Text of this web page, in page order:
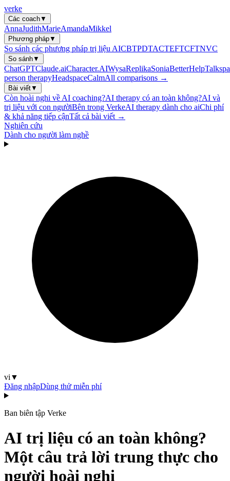
verke
Các coach▼
AnnaJudithMarieAmandaMikkel
Phương pháp▼
So sánh các phương pháp trị liệu AICBTPDTACTEFTCFTNVC
So sánh▼
ChatGPTClaude.aiCharacter.AIWysaReplikaSoniaBetterHelp
person therapyHeadspaceCalmAll comparisons →
Bài viết▼
Còn hoài nghi về AI coaching?AI therapy có an toàn không?AI và
trị liệu với con ngườiBên trong VerkeAI therapy dành cho aiChi phí
& khả năng tiếp cậnTất cả bài viết →
Nghiên cứu
Dành cho người làm nghề
vi ▼
Đăng nhậpDùng thử miễn phí
Ban biên tập Verke
AI trị liệu có an toàn không?
Một câu trả lời trung thực cho
người hoài nghi